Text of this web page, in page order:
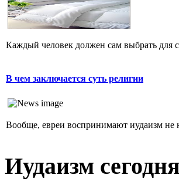
Каждый человек должен сам выбрать для
В чем заключается суть религии
Вообще, евреи воспринимают иудаизм не
Иудаизм сегодня